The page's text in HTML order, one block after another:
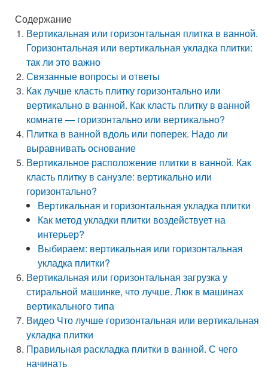
Содержание
Вертикальная или горизонтальная плитка в ванной.
Горизонтальная или вертикальная укладка плитки:
так ли это важно
Связанные вопросы и ответы
Как лучше класть плитку горизонтально или
вертикально в ванной. Как класть плитку в ванной
комнате — горизонтально или вертикально?
Плитка в ванной вдоль или поперек. Надо ли
выравнивать основание
Вертикальное расположение плитки в ванной. Как
класть плитку в санузле: вертикально или
горизонтально?
Вертикальная и горизонтальная укладка плитки
Как метод укладки плитки воздействует на
интерьер?
Выбираем: вертикальная или горизонтальная
укладка плитки?
Вертикальная или горизонтальная загрузка у
стиральной машинке, что лучше. Люк в машинах
вертикального типа
Видео Что лучше горизонтальная или вертикальная
укладка плитки
Правильная раскладка плитки в ванной. С чего
начинать